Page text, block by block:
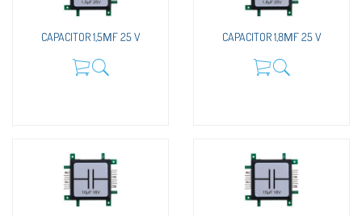
CAPACITOR 1,5ΜF 25 V CAPACITOR 1,8ΜF 25 V